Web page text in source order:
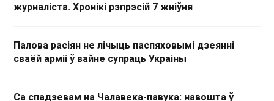
журналіста. Хронікі рэпрэсій 7 жніўня
Палова расіян не лічыць паспяховымі дзеянні
сваёй арміі ў вайне супраць Украіны
Са спадзевам на Чалавека-павука: навошта ў